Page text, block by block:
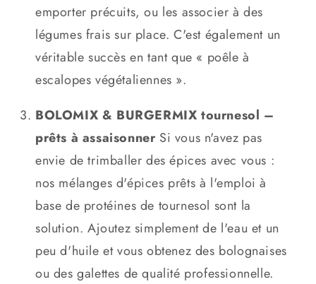
emporter précuits, ou les associer à des
légumes frais sur place. C'est également un
véritable succès en tant que « poêle à
escalopes végétaliennes ».
BOLOMIX & BURGERMIX tournesol –
prêts à assaisonner Si vous n'avez pas
envie de trimballer des épices avec vous :
nos mélanges d'épices prêts à l'emploi à
base de protéines de tournesol sont la
solution. Ajoutez simplement de l'eau et un
peu d'huile et vous obtenez des bolognaises
ou des galettes de qualité professionnelle.